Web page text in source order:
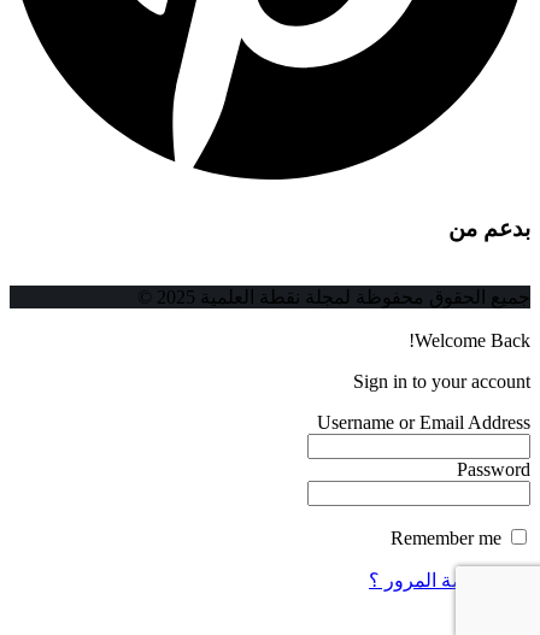
بدعم من
جميع الحقوق محفوظة لمجلة نقطة العلمية 2025 ©
Welcome Back!
Sign in to your account
Username or Email Address
Password
فقدت كلمة المرور ؟